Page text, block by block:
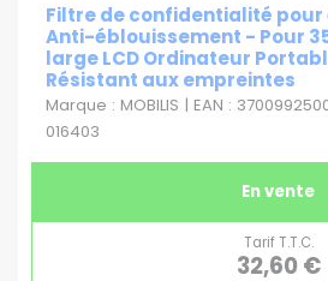
Filtre de confidentialité pour
Anti-éblouissement - Pour
large LCD Ordinateur
Résistant aux empreintes
Marque : MOBILIS | EAN :
016403
En vente
Tarif T.T.C.
32,60 €